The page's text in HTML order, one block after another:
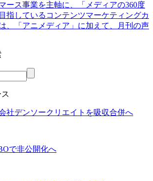
ース事業を主軸に、「メディアの360度
指しているコンテンツマーケティングカ
、「アニメディア」に加えて、月刊の声
社デンソークリエイトを吸収合併へ
で非公開化へ